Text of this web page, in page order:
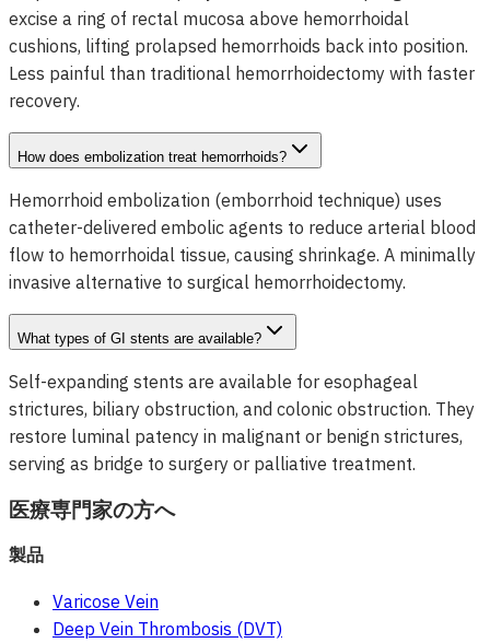
excise a ring of rectal mucosa above hemorrhoidal
cushions, lifting prolapsed hemorrhoids back into position.
Less painful than traditional hemorrhoidectomy with faster
recovery.
How does embolization treat hemorrhoids?
Hemorrhoid embolization (emborrhoid technique) uses
catheter-delivered embolic agents to reduce arterial blood
flow to hemorrhoidal tissue, causing shrinkage. A minimally
invasive alternative to surgical hemorrhoidectomy.
What types of GI stents are available?
Self-expanding stents are available for esophageal
strictures, biliary obstruction, and colonic obstruction. They
restore luminal patency in malignant or benign strictures,
serving as bridge to surgery or palliative treatment.
医療専門家の方へ
製品
Varicose Vein
Deep Vein Thrombosis (DVT)